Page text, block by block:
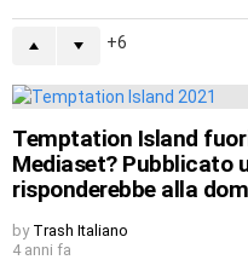
6
Temptation Island
Mediaset? Pubblicato
risponderebbe alla
by Trash Italiano
4 anni fa